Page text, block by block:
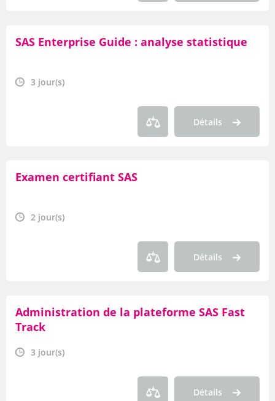
Par modalité
SAS Enterprise Guide : analyse statistique
3 jour(s)
Détails
Examen certifiant SAS
2 jour(s)
Détails
Administration de la plateforme SAS Fast
Track
3 jour(s)
Détails